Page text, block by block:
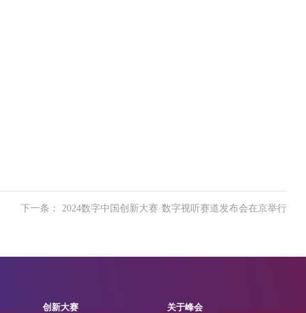
下一条： 2024数字中国创新大赛·数字视听赛道发布会在京举行
创新大赛 关于峰会